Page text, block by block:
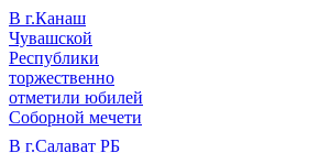
В г.Канаш
Чувашской
Республики
торжественно
отметили юбилей
Соборной мечети
В г.Салават РБ